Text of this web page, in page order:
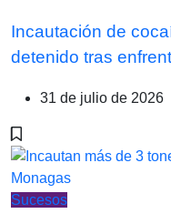
Incautación de
detenido tras
31 de julio de 2026
Sucesos